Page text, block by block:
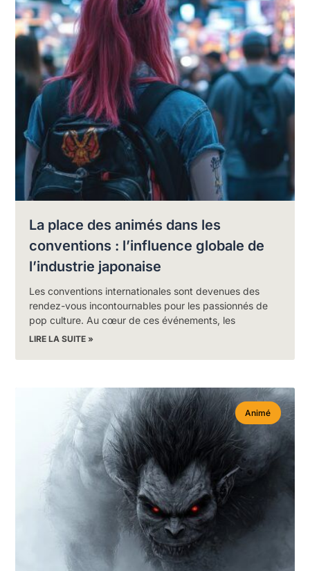
La place des animés dans les
conventions : l’influence globale de
l’industrie japonaise
Les conventions internationales sont devenues des
rendez-vous incontournables pour les passionnés de
pop culture. Au cœur de ces événements, les
LIRE LA SUITE »
Animé